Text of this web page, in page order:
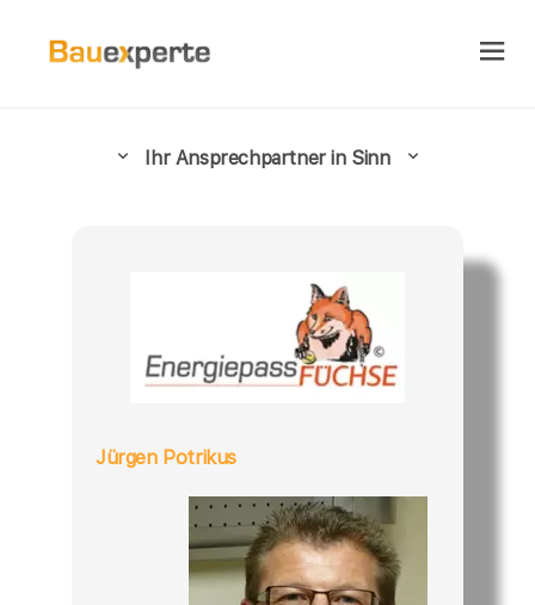
Ihr Ansprechpartner in Sinn
Jürgen Potrikus